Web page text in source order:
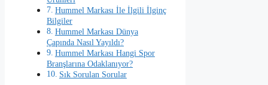
Hummel Markası İle İlgili İlginç
Bilgiler
Hummel Markası Dünya
Çapında Nasıl Yayıldı?
Hummel Markası Hangi Spor
Branşlarına Odaklanıyor?
Sık Sorulan Sorular